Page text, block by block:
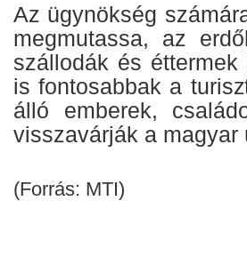
Az ügynökség
megmutassa, az
szállodák és
is fontosabbak a
álló emberek,
visszavárják a magyar
(Forrás: MTI)